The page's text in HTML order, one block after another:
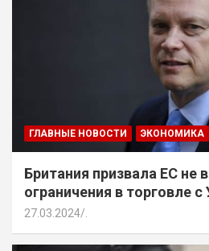
ГЛАВНЫЕ НОВОСТИ ЭКОНОМИКА
Британия призвала ЕС не
ограничения в торговле с
27.03.2024